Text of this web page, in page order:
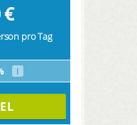
€
pro Tag
i